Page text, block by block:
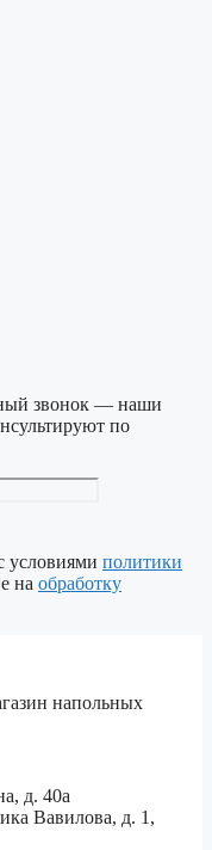
звонок — наши
по
условиями политики
на обработку
напольных
д. 40а
Вавилова, д. 1,